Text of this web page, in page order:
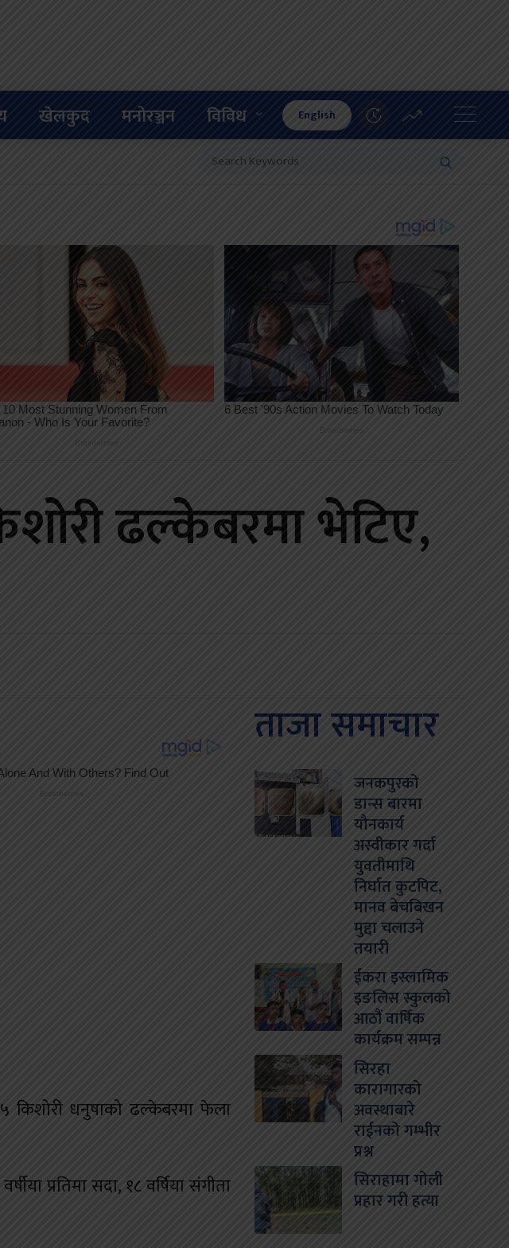
खेलकुद मनोरञ्जन विविध English
ढल्केबरमा भेटिए,
किशोरी धनुषाको ढल्केबरमा फेला
प्रतिमा सदा, १८ वर्षिया संगीता
ताजा समाचार
जनकपुरको
डान्स बारमा
यौनकार्य
अस्वीकार गर्दा
युवतीमाथि
निर्घात कुटपिट,
मानव बेचबिखन
मुद्दा चलाउने
तयारी
ईकरा इस्लामिक
इङलिस स्कुलको
आठौं वार्षिक
कार्यक्रम सम्पन्न
सिरहा
कारागारको
अवस्थाबारे
राईनको गम्भीर
प्रश्न
सिराहामा गोली
प्रहार गरी हत्या